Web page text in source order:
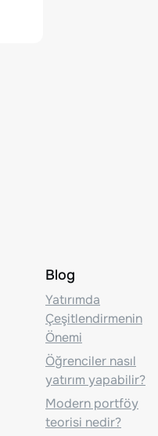
Blog
Yatırımda
Çeşitlendirmenin
Önemi
Öğrenciler nasıl
yatırım yapabilir?
Modern portföy
teorisi nedir?